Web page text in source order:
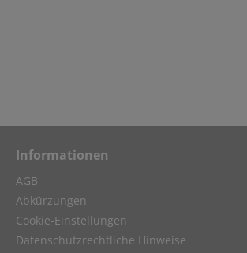
Informationen
AGB
Abkürzungen
Cookie-Einstellungen
Datenschutzrechtliche Hinweise